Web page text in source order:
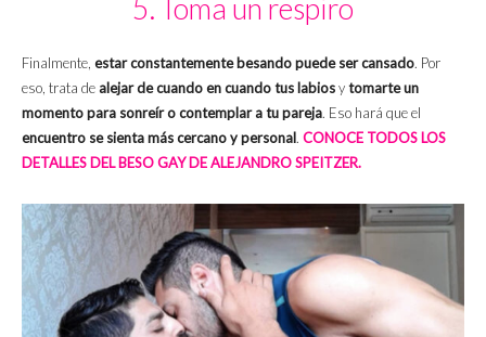
5. Toma un respiro
Finalmente, estar constantemente besando puede ser cansado. Por
eso, trata de alejar de cuando en cuando tus labiosytomarte un
momento para sonreír o contemplar a tu pareja. Eso hará que el
encuentro se sienta más cercano y personal. CONOCE TODOS LOS
DETALLES DEL BESO GAY DE ALEJANDRO SPEITZER.